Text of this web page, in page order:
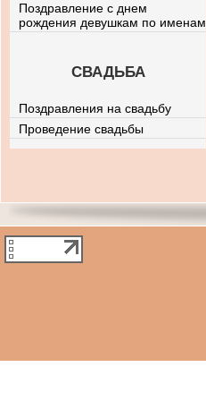
Поздравление с днем
рождения девушкам по именам
СВАДЬБА
Поздравления на свадьбу
Проведение свадьбы